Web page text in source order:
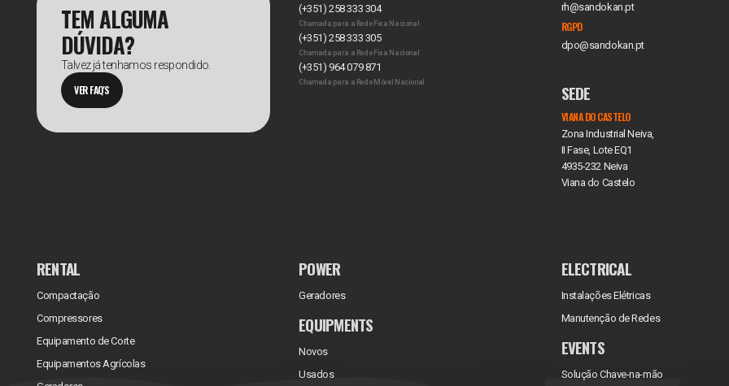
TEM ALGUMA
DÚVIDA?
Talvez já tenhamos respondido.
VER FAQ'S
(+351) 258 333 304
Chamada para a Rede Fixa Nacional
(+351) 258 333 305
Chamada para a Rede Fixa Nacional
(+351) 964 079 871
Chamada para a Rede Móvel Nacional
rh@sandokan.pt
RGPD
dpo@sandokan.pt
SEDE
VIANA DO CASTELO
Zona Industrial Neiva,
II Fase, Lote EQ1
4935-232 Neiva
Viana do Castelo
RENTAL
Compactação
Compressores
Equipamento de Corte
Equipamentos Agrícolas
POWER
Geradores
EQUIPMENTS
Novos
Usados
ELECTRICAL
Instalações Elétricas
Manutenção de Redes
EVENTS
Solução Chave-na-mão